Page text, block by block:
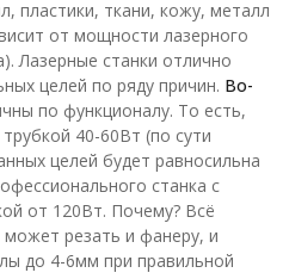
пластики, ткани, кожу, металл
от мощности лазерного
Лазерные станки отлично
целей по ряду причин. Во-
по функционалу. То есть,
40-60Вт (по сути
целей будет равносильна
станка с
от 120Вт. Почему? Всё
резать и фанеру, и
до 4-6мм при правильной